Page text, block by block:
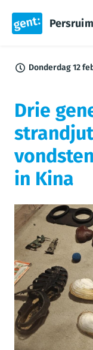
Donderdag 12
Drie
in Kina